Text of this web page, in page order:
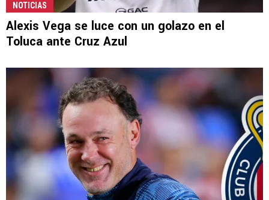
NOTICIAS
Alexis Vega se luce con un golazo en el
Toluca ante Cruz Azul